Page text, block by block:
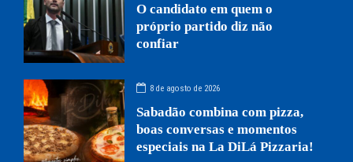
O candidato em quem o
próprio partido diz não
confiar
8 de agosto de 2026
Sabadão combina com pizza,
boas conversas e momentos
especiais na La DiLá Pizzaria!